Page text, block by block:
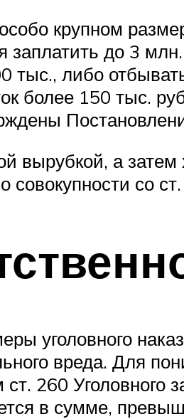
крупном
до 3
тыс., либо
более 150 тыс.
вырубкой, а
со
уголовного
вреда. Для
260 Уголовного
в сумме,